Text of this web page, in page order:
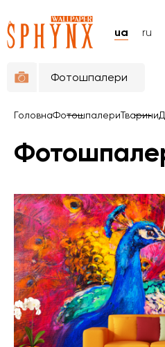
ua ru
Фотошпалери
ГоловнаФотошпалериТварини